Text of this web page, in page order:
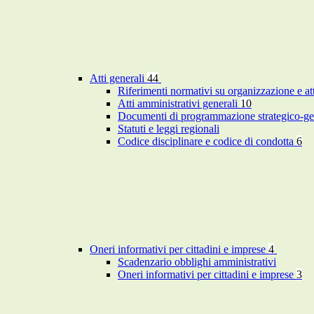
Atti generali 44
Riferimenti normativi su organizzazione e
Atti amministrativi generali 10
Documenti di programmazione strategico-
Statuti e leggi regionali
Codice disciplinare e codice di condotta 6
Oneri informativi per cittadini e imprese 4
Scadenzario obblighi amministrativi
Oneri informativi per cittadini e imprese 3